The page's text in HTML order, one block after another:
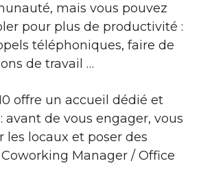
mais vous pouvez
pour plus de productivité :
téléphoniques, faire de
de travail …
offre un accueil dédié et
avant de vous engager, vous
les locaux et poser des
Manager / Office